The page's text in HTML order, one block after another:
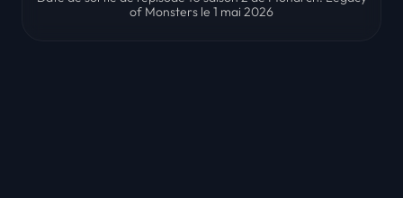
of Monsters le 1 mai 2026